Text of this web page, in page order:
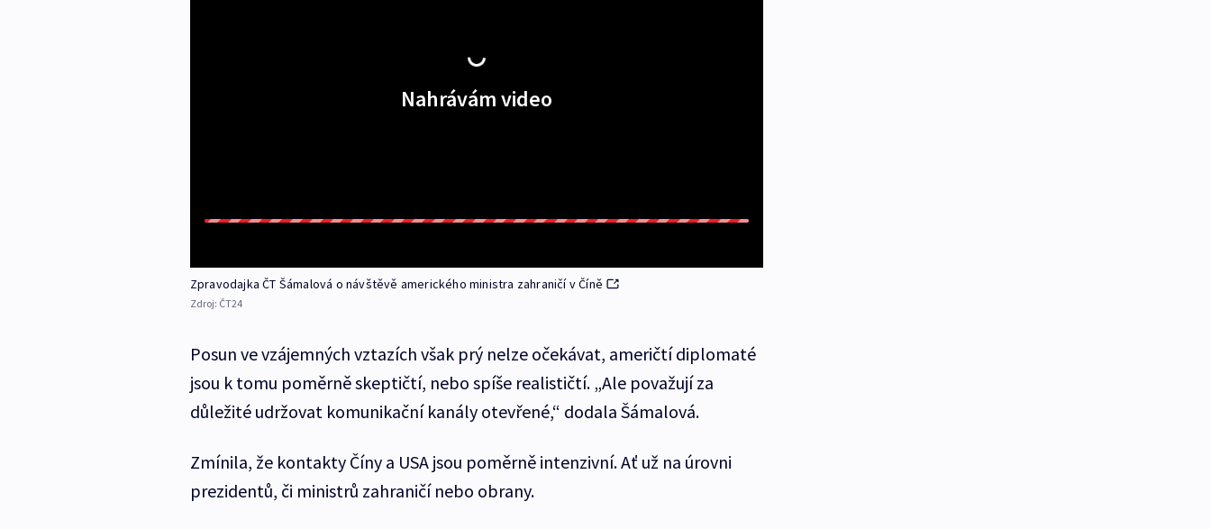
Nahrávám video
Zpravodajka ČT Šámalová o návštěvě amerického ministra zahraničí v Číně
Zdroj: ČT24
Posun ve vzájemných vztazích však prý nelze očekávat, američtí diplomaté
jsou k tomu poměrně skeptičtí, nebo spíše realističtí. „Ale považují za
důležité udržovat komunikační kanály otevřené,“ dodala Šámalová.
Zmínila, že kontakty Číny a USA jsou poměrně intenzivní. Ať už na úrovni
prezidentů, či ministrů zahraničí nebo obrany.